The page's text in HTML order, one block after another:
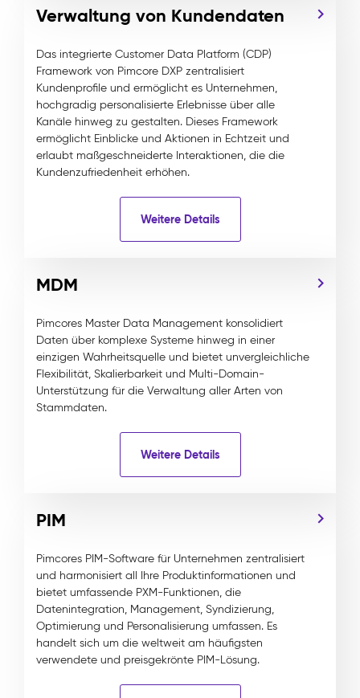
Verwaltung von Kundendaten
Das integrierte Customer Data Platform (CDP)
Framework von Pimcore DXP zentralisiert
Kundenprofile und ermöglicht es Unternehmen,
hochgradig personalisierte Erlebnisse über alle
Kanäle hinweg zu gestalten. Dieses Framework
ermöglicht Einblicke und Aktionen in Echtzeit und
erlaubt maßgeschneiderte Interaktionen, die die
Kundenzufriedenheit erhöhen.
Weitere Details
MDM
Pimcores Master Data Management konsolidiert
Daten über komplexe Systeme hinweg in einer
einzigen Wahrheitsquelle und bietet unvergleichliche
Flexibilität, Skalierbarkeit und Multi-Domain-
Unterstützung für die Verwaltung aller Arten von
Stammdaten.
Weitere Details
PIM
Pimcores PIM-Software für Unternehmen zentralisiert
und harmonisiert all Ihre Produktinformationen und
bietet umfassende PXM-Funktionen, die
Datenintegration, Management, Syndizierung,
Optimierung und Personalisierung umfassen. Es
handelt sich um die weltweit am häufigsten
verwendete und preisgekrönte PIM-Lösung.